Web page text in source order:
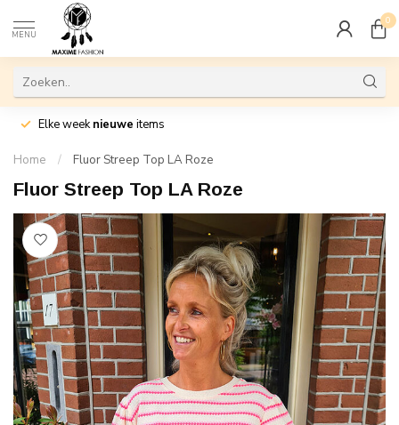
MENU
0
Elke weeknieuwe items
Home / Fluor Streep Top LA Roze
Fluor Streep Top LA Roze